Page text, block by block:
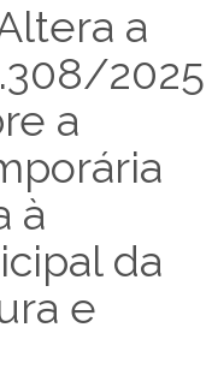
a
2025
a
à
da
e